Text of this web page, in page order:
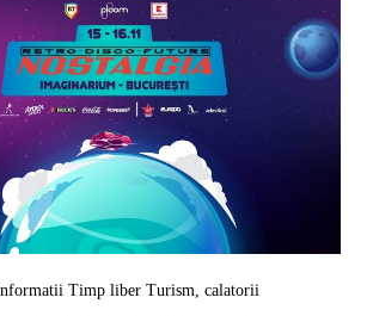
Timp liber Turism, calatorii